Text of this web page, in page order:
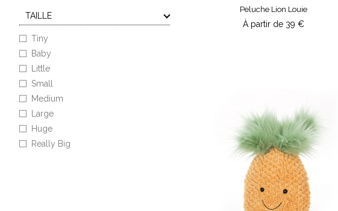
Rose
TAILLE
Tiny
Baby
Little
Small
Medium
Large
Huge
Really Big
Peluche Lion Louie
À partir de 39 €